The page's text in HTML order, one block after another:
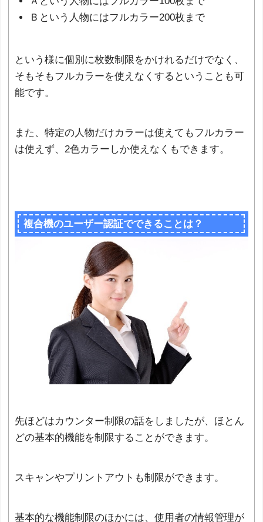
Ｂという人物にはフルカラー200枚まで
という様に個別に枚数制限をかけれるだけでなく、
そもそもフルカラーを使えなくするということも可
能です。
また、特定の人物だけカラーは使えてもフルカラー
は使えず、2色カラーしか使えなくもできます。
複合機のユーザー認証でできることは？
先ほどはカウンター制限の話をしましたが、ほとん
どの基本的機能を制限することができます。
スキャンやプリントアウトも制限ができます。
基本的な機能制限のほかには、使用者の情報管理が